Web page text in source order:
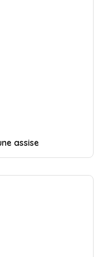
assise